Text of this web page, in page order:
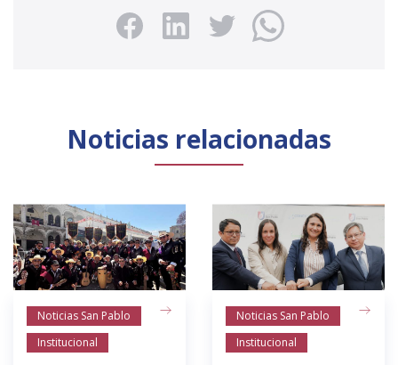
Noticias relacionadas
Noticias San Pablo
Institucional
Noticias San Pablo
Institucional